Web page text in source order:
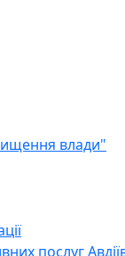
влади"
послуг